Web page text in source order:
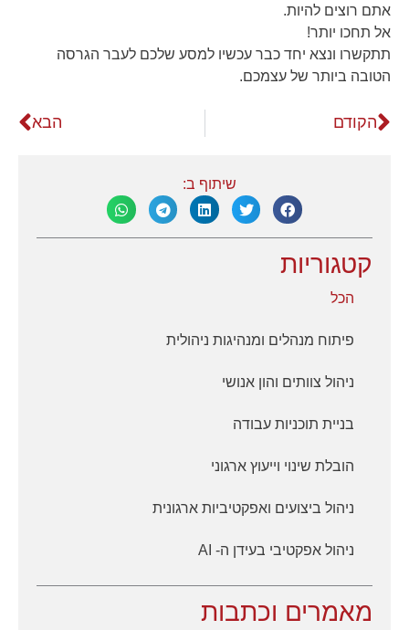
אתם רוצים להיות.
אל תחכו יותר!
תתקשרו ונצא יחד כבר עכשיו למסע שלכם לעבר הגרסה
הטובה ביותר של עצמכם.
הקודם הבא
שיתוף ב:
קטגוריות
הכל
פיתוח מנהלים ומנהיגות ניהולית
ניהול צוותים והון אנושי
בניית תוכניות עבודה
הובלת שינוי וייעוץ ארגוני
ניהול ביצועים ואפקטיביות ארגונית
ניהול אפקטיבי בעידן ה- AI
מאמרים וכתבות
ביקורך
באתר,
תגדל
ההזדמנות
לראות תוכן
אישית.